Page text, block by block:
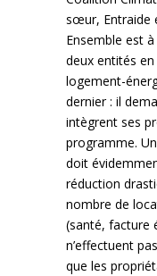
sœur, Entraide
Ensemble est
deux entités
logement-
dernier : il
intègrent ses
programme.
doit
réduction
nombre de
(santé, facture
n’effectuent
que les